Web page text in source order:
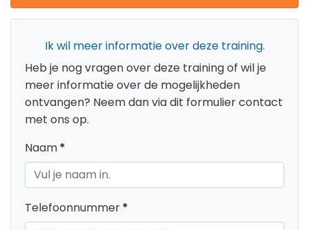
Ik wil meer informatie over deze training.
Heb je nog vragen over deze training of wil je
meer informatie over de mogelijkheden
ontvangen? Neem dan via dit formulier contact
met ons op.
Naam*
Telefoonnummer*